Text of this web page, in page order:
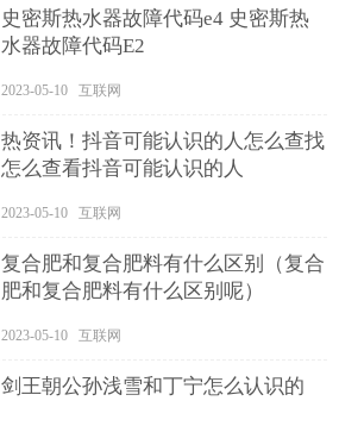
史密斯热水器故障代码e4 史密斯热
水器故障代码E2
2023-05-10 互联网
热资讯！抖音可能认识的人怎么查找
怎么查看抖音可能认识的人
2023-05-10 互联网
复合肥和复合肥料有什么区别（复合
肥和复合肥料有什么区别呢）
2023-05-10 互联网
剑王朝公孙浅雪和丁宁怎么认识的